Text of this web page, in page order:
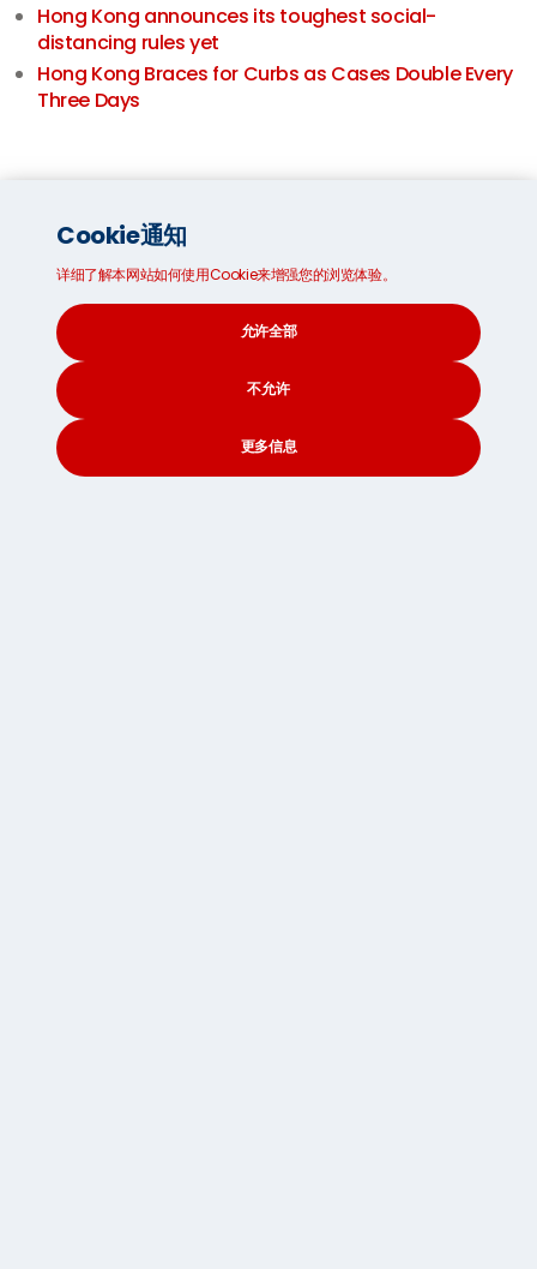
Hong Kong announces its toughest social-
distancing rules yet
Hong Kong Braces for Curbs as Cases Double Every
Three Days
Lizzy09 二月 2022
是我们七海国际市场营销团队的一员。她有着超过10年
的出版物以及社交媒体文案撰写的丰富经验，她有着乐
此不疲的创作热情书写生动形象的创意美文感动启发我
们的客户同时解答客户们的所有疑惑。
Cookie通知
详细了解本网站如何使用Cookie来增强您的浏览体验。
允许全部
不允许
更多信息